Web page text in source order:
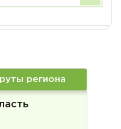
региона